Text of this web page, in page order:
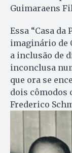
Guimaraens
Essa “Casa
imaginário de
a inclusão de
inconclusa
que ora se
dois cômodos
Frederico